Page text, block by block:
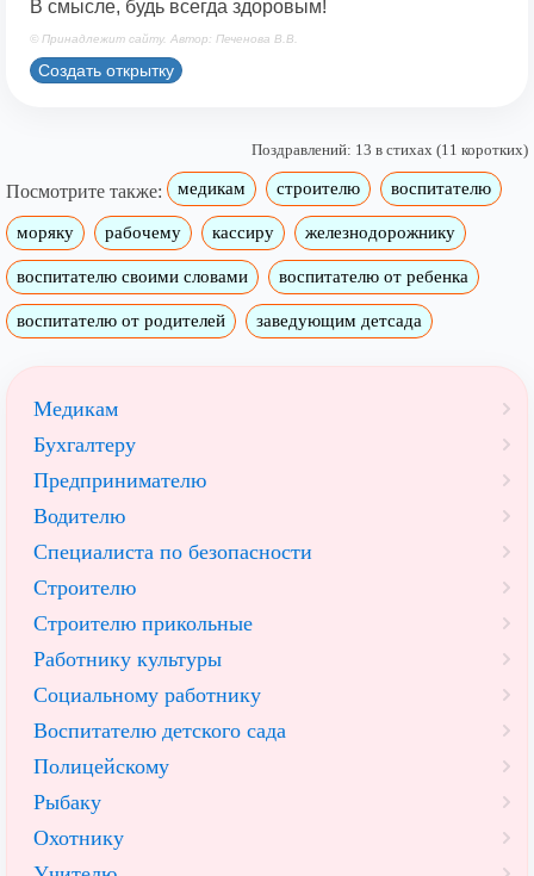
В смысле, будь всегда здоровым!
© Принадлежит сайту. Автор: Печенова В.В.
Создать открытку
Поздравлений: 13 в стихах (11 коротких)
Посмотрите также: медикам строителю воспитателю
моряку рабочему кассиру железнодорожнику
воспитателю своими словами воспитателю от ребенка
воспитателю от родителей заведующим детсада
Медикам
Бухгалтеру
Предпринимателю
Водителю
Специалиста по безопасности
Строителю
Строителю прикольные
Работнику культуры
Социальному работнику
Воспитателю детского сада
Полицейскому
Рыбаку
Охотнику